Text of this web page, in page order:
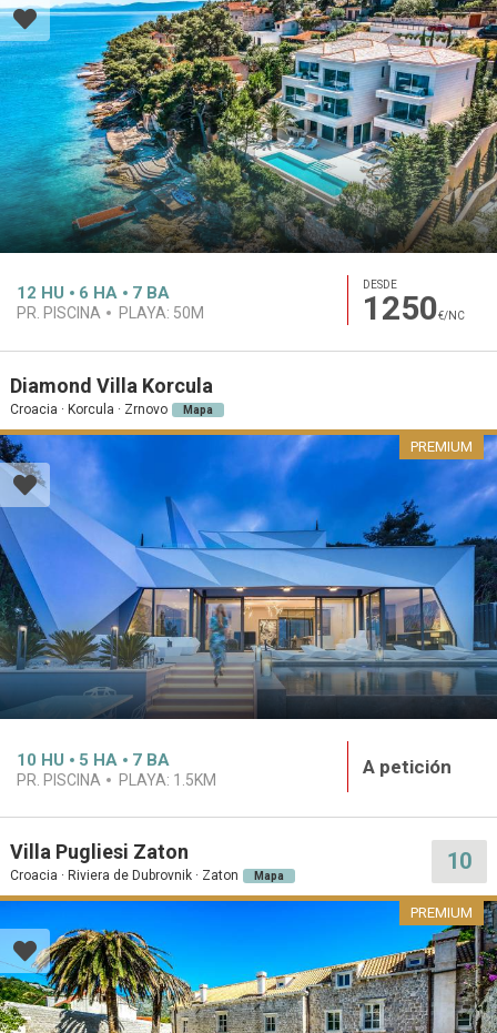
12 HU 6 HA 7 BA
PR. PISCINA PLAYA: 50M
DESDE
1250€/NC
Diamond Villa Korcula
Croacia · Korcula · Zrnovo Mapa
PREMIUM
10 HU 5 HA 7 BA
PR. PISCINA PLAYA: 1.5KM
A petición
Villa Pugliesi Zaton
Croacia · Riviera de Dubrovnik · Zaton Mapa
10
PREMIUM